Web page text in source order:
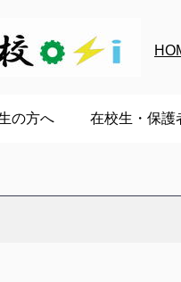
の方へ 在校生・保護